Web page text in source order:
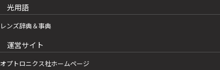
光用語
レンズ辞典＆事典
運営サイト
オプトロニクス社ホームページ